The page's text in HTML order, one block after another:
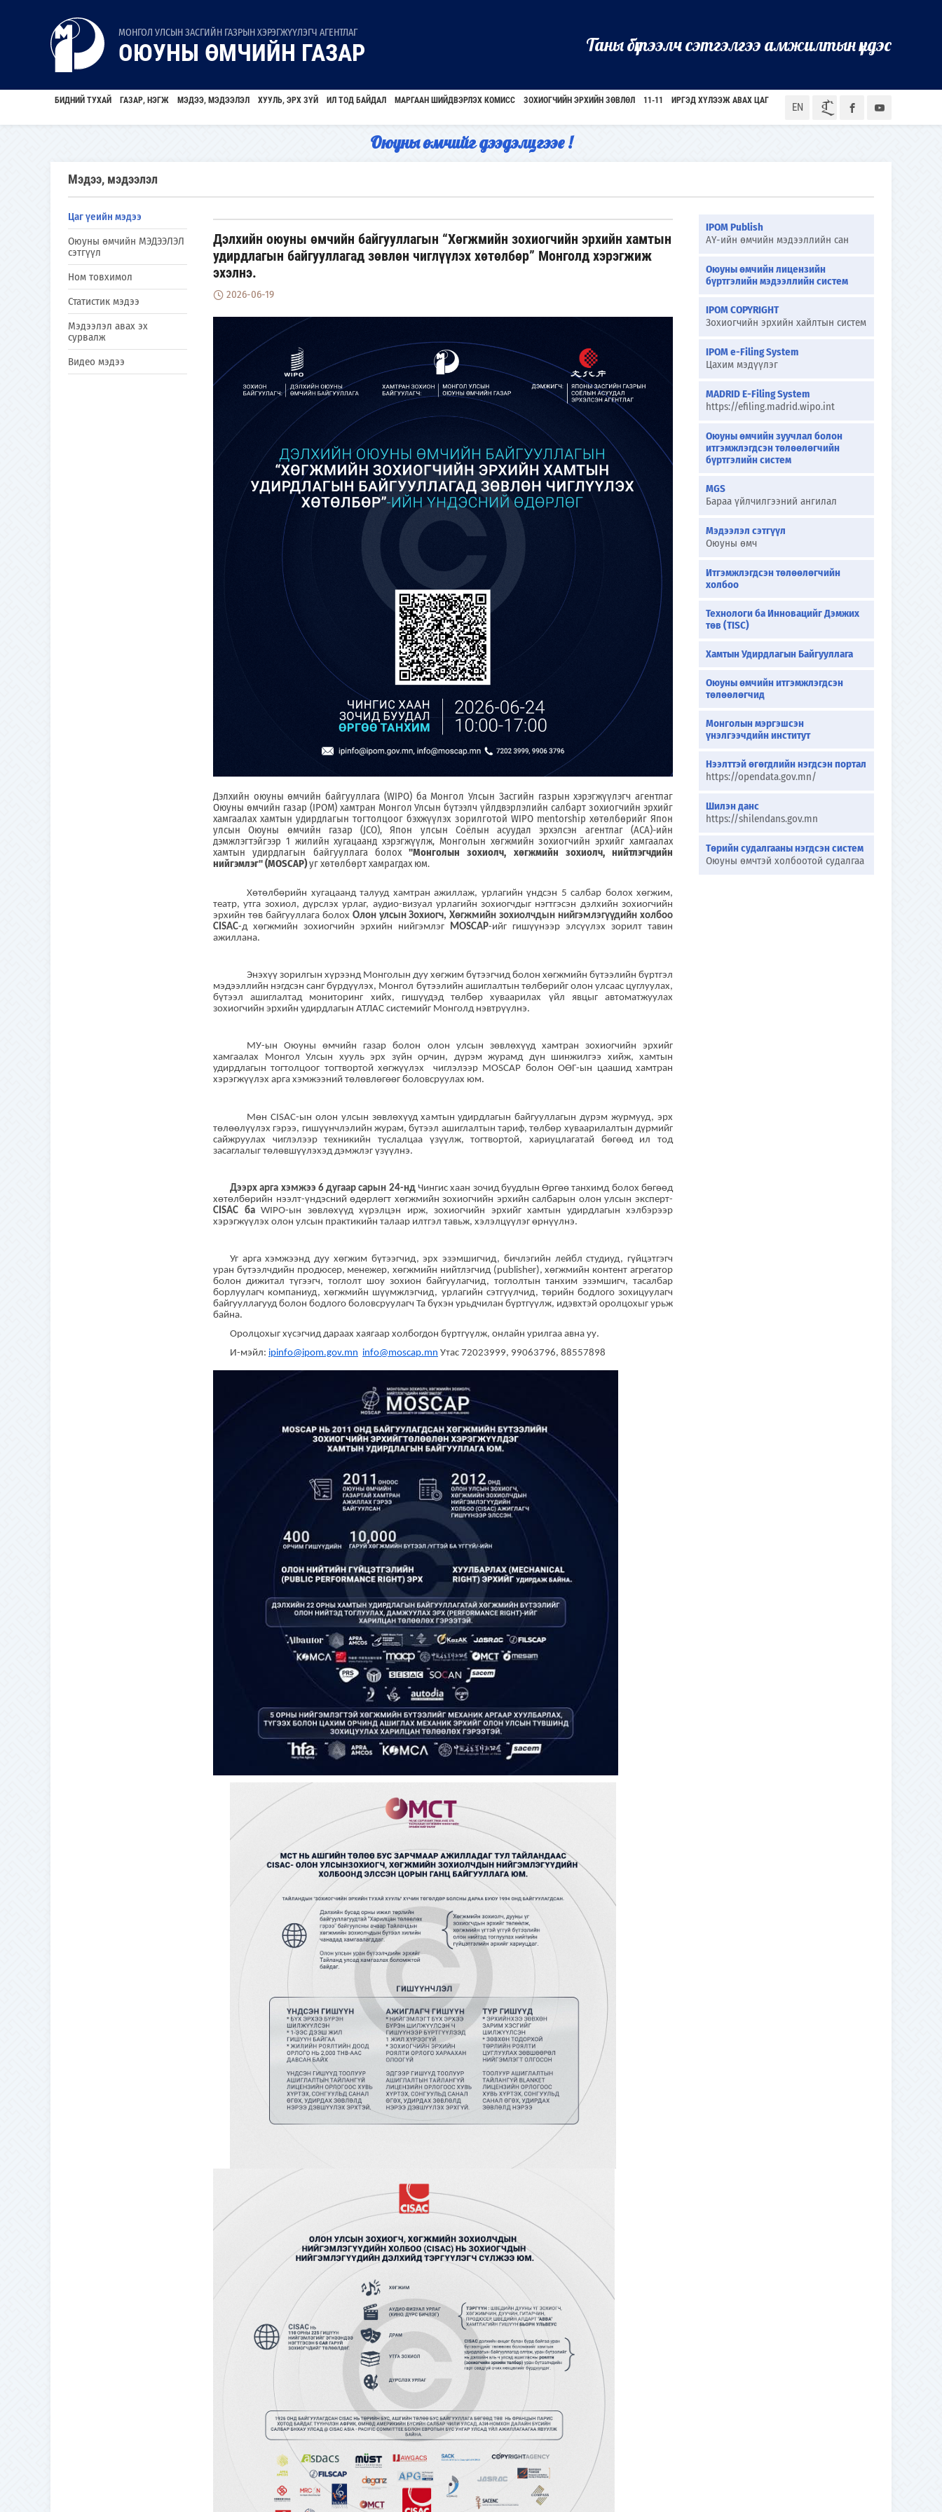
МОНГОЛ УЛСЫН ЗАСГИЙН ГАЗРЫН ХЭРЭГЖҮҮЛЭГЧ АГЕНТЛАГ
ОЮУНЫ ӨМЧИЙН ГАЗАР Таны бүтээлч сэтгэлгээ амжилтын үндэс
EN ᠮᠣᠨ
БИДНИЙ ТУХАЙ ГАЗАР, НЭГЖ МЭДЭЭ, МЭДЭЭЛЭЛ ХУУЛЬ, ЭРХ ЗҮЙ ИЛ ТОД БАЙДАЛ МАРГААН ШИЙДВЭРЛЭХ КОМИСС ЗОХИОГЧИЙН ЭРХИЙН ЗӨВЛӨЛ 11-11 ИРГЭД ХҮЛЭЭЖ АВАХ ЦАГ
Оюуны өмчийг дээдэлцгээе !
Мэдээ, мэдээлэл
Цаг үеийн мэдээ
Оюуны өмчийн МЭДЭЭЛЭЛ
сэтгүүл
Ном товхимол
Статистик мэдээ
Мэдээлэл авах эх
сурвалж
Видео мэдээ
Дэлхийн оюуны өмчийн байгууллагын “Хөгжмийн зохиогчийн эрхийн хамтын
удирдлагын байгууллагад зөвлөн чиглүүлэх хөтөлбөр” Монголд хэрэгжиж
эхэлнэ.
2026-06-19
Дэлхийн оюуны өмчийн байгууллага (WIPO) ба Монгол Улсын Засгийн газрын хэрэгжүүлэгч агентлаг
Оюуны өмчийн газар (IPOM) хамтран Монгол Улсын бүтээлч үйлдвэрлэлийн салбарт зохиогчийн эрхийг
хамгаалах хамтын удирдлагын тогтолцоог бэхжүүлэх зорилготой WIPO mentorship хөтөлбөрийг Япон
улсын Оюуны өмчийн газар (JCO), Япон улсын Соёлын асуудал эрхэлсэн агентлаг (ACA)-ийн
дэмжлэгтэйгээр 1 жилийн хугацаанд хэрэгжүүлж, Монголын хөгжмийн зохиогчийн эрхийг хамгаалах
хамтын удирдлагын байгууллага болох "Монголын зохиолч, хөгжмийн зохиолч, нийтлэгчдийн
нийгэмлэг" (MOSCAP)уг хөтөлбөрт хамрагдах юм.
Хөтөлбөрийн хугацаанд талууд хамтран ажиллаж, урлагийн үндсэн 5 салбар болох хөгжим,
театр, утга зохиол, дүрслэх урлаг, аудио-визуал урлагийн зохиогчдыг нэгтгэсэн дэлхийн зохиогчийн
эрхийн төв байгууллага болох Олон улсын Зохиогч, Хөгжмийн зохиолчдын нийгэмлэгүүдийн холбоо
CISAC-д хөгжмийн зохиогчийн эрхийн нийгэмлэг MOSCAP-ийг гишүүнээр элсүүлэх зорилт тавин
ажиллана.
Энэхүү зорилгын хүрээнд Монголын дуу хөгжим бүтээгчид болон хөгжмийн бүтээлийн бүртгэл
мэдээллийн нэгдсэн санг бүрдүүлэх, Монгол бүтээлийн ашиглалтын төлбөрийг олон улсаас цуглуулах,
бүтээл ашиглалтад мониторинг хийх, гишүүдэд төлбөр хуваарилах үйл явцыг автоматжуулах
зохиогчийн эрхийн удирдлагын АТЛАС системийг Монголд нэвтрүүлнэ.
МУ-ын Оюуны өмчийн газар болон олон улсын зөвлөхүүд хамтран зохиогчийн эрхийг
хамгаалах Монгол Улсын хууль эрх зүйн орчин, дүрэм журамд дүн шинжилгээ хийж, хамтын
удирдлагын тогтолцоог тогтвортой хөгжүүлэх
чиглэлээр MOSCAP болон ОӨГ-ын цаашид хамтран
хэрэгжүүлэх арга хэмжээний төлөвлөгөөг боловсруулах юм.
Мөн CISAC-ын олон улсын зөвлөхүүд хамтын удирдлагын байгууллагын дүрэм журмууд, эрх
төлөөлүүлэх гэрээ, гишүүнчлэлийн журам, бүтээл ашиглалтын тариф, төлбөр хуваарилалтын дүрмийг
сайжруулах чиглэлээр техникийн туслалцаа үзүүлж, тогтвортой, хариуцлагатай бөгөөд ил тод
засаглалыг төлөвшүүлэхэд дэмжлэг үзүүлнэ.
Дээрх арга хэмжээ 6 дугаар сарын 24-ндЧингис хаан зочид буудлын Өргөө танхимд болох бөгөөд
хөтөлбөрийн нээлт-үндэсний өдөрлөгт хөгжмийн зохиогчийн эрхийн салбарын олон улсын эксперт-
CISAC ба WIPO-ын зөвлөхүүд хүрэлцэн ирж, зохиогчийн эрхийг хамтын удирдлагын хэлбэрээр
хэрэгжүүлэх олон улсын практикийн талаар илтгэл тавьж, хэлэлцүүлэг өрнүүлнэ.
Уг арга хэмжээнд дуу хөгжим бүтээгчид, эрх эзэмшигчид, бичлэгийн лейбл студиуд, гүйцэтгэгч
уран бүтээлчдийн продюсер, менежер, хөгжмийн нийтлэгчид (publisher), хөгжмийн контент агрегатор
болон дижитал түгээгч, тоглолт шоу зохион байгуулагчид, тоглолтын танхим эзэмшигч, тасалбар
борлуулагч компаниуд, хөгжмийн шүүмжлэгчид, урлагийн сэтгүүлчид, төрийн бодлого зохицуулагч
байгууллагууд болон бодлого боловсруулагч Та бүхэн урьдчилан бүртгүүлж, идэвхтэй оролцохыг урьж
байна.
Оролцохыг хүсэгчид дараах хаягаар холбогдон бүртгүүлж, онлайн урилгаа авна уу.
И-мэйл: ipinfo@ipom.gov.mn info@moscap.mn Утас 72023999, 99063796, 88557898
IPOM Publish
АҮ-ийн өмчийн мэдээллийн сан
Оюуны өмчийн лицензийн
бүртгэлийн мэдээллийн систем
IPOM COPYRIGHT
Зохиогчийн эрхийн хайлтын систем
IPOM e-Filing System
Цахим мэдүүлэг
MADRID E-Filing System
https://efiling.madrid.wipo.int
Оюуны өмчийн зуучлал болон
итгэмжлэгдсэн төлөөлөгчийн
бүртгэлийн систем
MGS
Бараа үйлчилгээний ангилал
Мэдээлэл сэтгүүл
Оюуны өмч
Итгэмжлэгдсэн төлөөлөгчийн
холбоо
Технологи ба Инновацийг Дэмжих
төв (TISC)
Хамтын Удирдлагын Байгууллага
Оюуны өмчийн итгэмжлэгдсэн
төлөөлөгчид
Монголын мэргэшсэн
үнэлгээчдийн институт
Нээлттэй өгөгдлийн нэгдсэн портал
https://opendata.gov.mn/
Шилэн данс
https://shilendans.gov.mn
Төрийн судалгааны нэгдсэн систем
Оюуны өмчтэй холбоотой судалгаа